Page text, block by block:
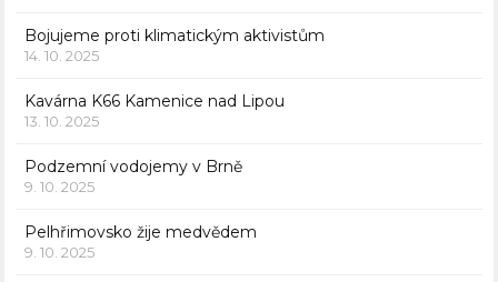
Bojujeme proti klimatickým aktivistům
14. 10. 2025
Kavárna K66 Kamenice nad Lipou
13. 10. 2025
Podzemní vodojemy v Brně
9. 10. 2025
Pelhřimovsko žije medvědem
9. 10. 2025